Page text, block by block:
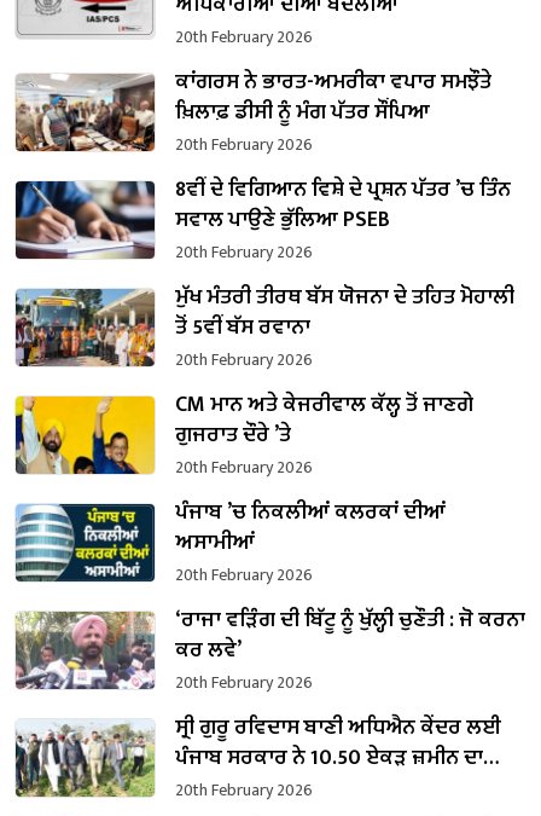
20th February 2026
ਕਾਂਗਰਸ ਨੇ ਭਾਰਤ-ਅਮਰੀਕਾ ਵਪਾਰ ਸਮਝੌਤੇ
ਖ਼ਿਲਾਫ਼ ਡੀਸੀ ਨੂੰ ਮੰਗ ਪੱਤਰ ਸੌਂਪਿਆ
20th February 2026
8ਵੀਂ ਦੇ ਵਿਗਿਆਨ ਵਿਸ਼ੇ ਦੇ ਪ੍ਰਸ਼ਨ ਪੱਤਰ ’ਚ ਤਿੰਨ
ਸਵਾਲ ਪਾਉਣੇ ਭੁੱਲਿਆ PSEB
20th February 2026
ਮੁੱਖ ਮੰਤਰੀ ਤੀਰਥ ਬੱਸ ਯੋਜਨਾ ਦੇ ਤਹਿਤ ਮੋਹਾਲੀ
ਤੋਂ 5ਵੀਂ ਬੱਸ ਰਵਾਨਾ
20th February 2026
CM ਮਾਨ ਅਤੇ ਕੇਜਰੀਵਾਲ ਕੱਲ੍ਹ ਤੋਂ ਜਾਣਗੇ
ਗੁਜਰਾਤ ਦੌਰੇ ’ਤੇ
20th February 2026
ਪੰਜਾਬ ’ਚ ਨਿਕਲੀਆਂ ਕਲਰਕਾਂ ਦੀਆਂ
ਅਸਾਮੀਆਂ
20th February 2026
‘ਰਾਜਾ ਵੜਿੰਗ ਦੀ ਬਿੱਟੂ ਨੂੰ ਖੁੱਲ੍ਹੀ ਚੁਣੌਤੀ : ਜੋ ਕਰਨਾ
ਕਰ ਲਵੇ’
20th February 2026
ਸ੍ਰੀ ਗੁਰੂ ਰਵਿਦਾਸ ਬਾਣੀ ਅਧਿਐਨ ਕੇਂਦਰ ਲਈ
ਪੰਜਾਬ ਸਰਕਾਰ ਨੇ 10.50 ਏਕੜ ਜ਼ਮੀਨ ਦਾ
ਕਬਜ਼ਾ ਲਿਆ
20th February 2026